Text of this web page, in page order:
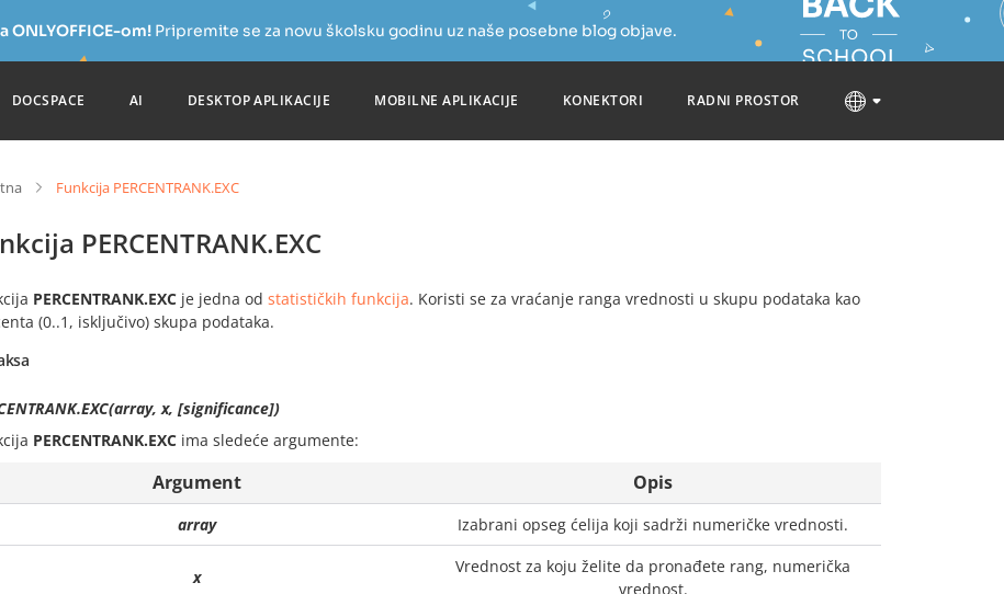
ONLYOFFICE-om!Pripremite se za novu školsku godinu uz naše posebne blog objave.
DOCSPACE AI DESKTOP APLIKACIJE MOBILNE APLIKACIJE KONEKTORI RADNI PROSTOR
Funkcija PERCENTRANK.EXC
PERCENTRANK.EXC
PERCENTRANK.EXC je jedna od statističkih funkcija. Koristi se za vraćanje ranga vrednosti u skupu podataka kao
(0..1, isključivo) skupa podataka.
x, [significance])
PERCENTRANK.EXC ima sledeće argumente:
Argument Opis
array Izabrani opseg ćelija koji sadrži numeričke vrednosti.
x
Vrednost za koju želite da pronađete rang, numerička
vrednost.